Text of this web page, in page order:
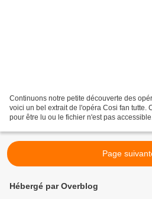
Continuons notre petite découverte des
voici un bel extrait de l'opéra Cosi fan tutte.
pour être lu ou le fichier n'est pas
Page
Hébergé par Overblog